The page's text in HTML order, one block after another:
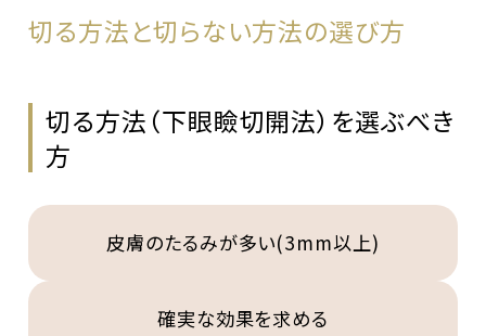
切る方法と切らない方法の選び方
切る方法（下眼瞼切開法）を選ぶべき
方
皮膚のたるみが多い(3mm以上)
確実な効果を求める